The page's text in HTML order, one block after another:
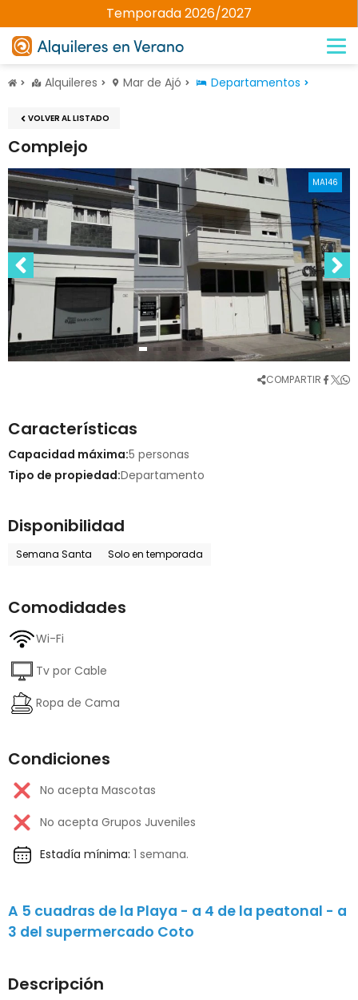
Temporada 2026/2027
Alquileres Mar de Ajó Departamentos
VOLVER AL LISTADO
Complejo
MA146
COMPARTIR
Características
Capacidad máxima:5 personas
Tipo de propiedad:Departamento
Disponibilidad
Semana Santa Solo en temporada
Comodidades
Wi-Fi
Tv por Cable
Ropa de Cama
Condiciones
No acepta Mascotas
No acepta Grupos Juveniles
Estadía mínima: 1 semana.
A 5 cuadras de la Playa - a 4 de la peatonal - a
3 del supermercado Coto
Descripción